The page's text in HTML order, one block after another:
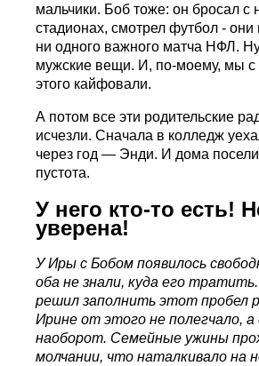
мальчики. Боб тоже: он бросал с
стадионах, смотрел футбол - они
ни одного важного матча НФЛ.
мужские вещи. И, по-моему, мы
этого кайфовали.
А потом все эти родительские
исчезли. Сначала в колледж
через год — Энди. И дома
пустота.
У него кто-то есть!
уверена!
У Иры с Бобом появилось
оба не знали, куда его
решил заполнить этот пробел
Ирине от этого не полегчало, а
наоборот. Семейные ужины
молчании, что наталкивало на